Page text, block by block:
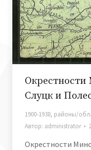
Окрестности
Слуцк и
1900-1938, районы/
Автор: administrator
Окрестности